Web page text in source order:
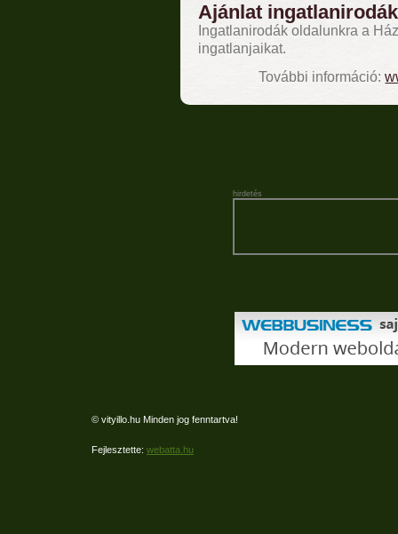
Ajánlat
Ingatlanirodák oldalunkra a
ingatlanjaikat.
További információ:
hirdetés
© vityillo.hu Minden jog fenntartva!
Fejlesztette: webatta.hu